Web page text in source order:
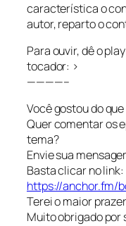
característica o
autor, reparto o
Para ouvir, dê o
tocador: >
————–
Você gostou do
Quer comentar os
tema?
Envie sua
Basta clicar no link:
https://anchor.fm/
Terei o maior
Muito obrigado por